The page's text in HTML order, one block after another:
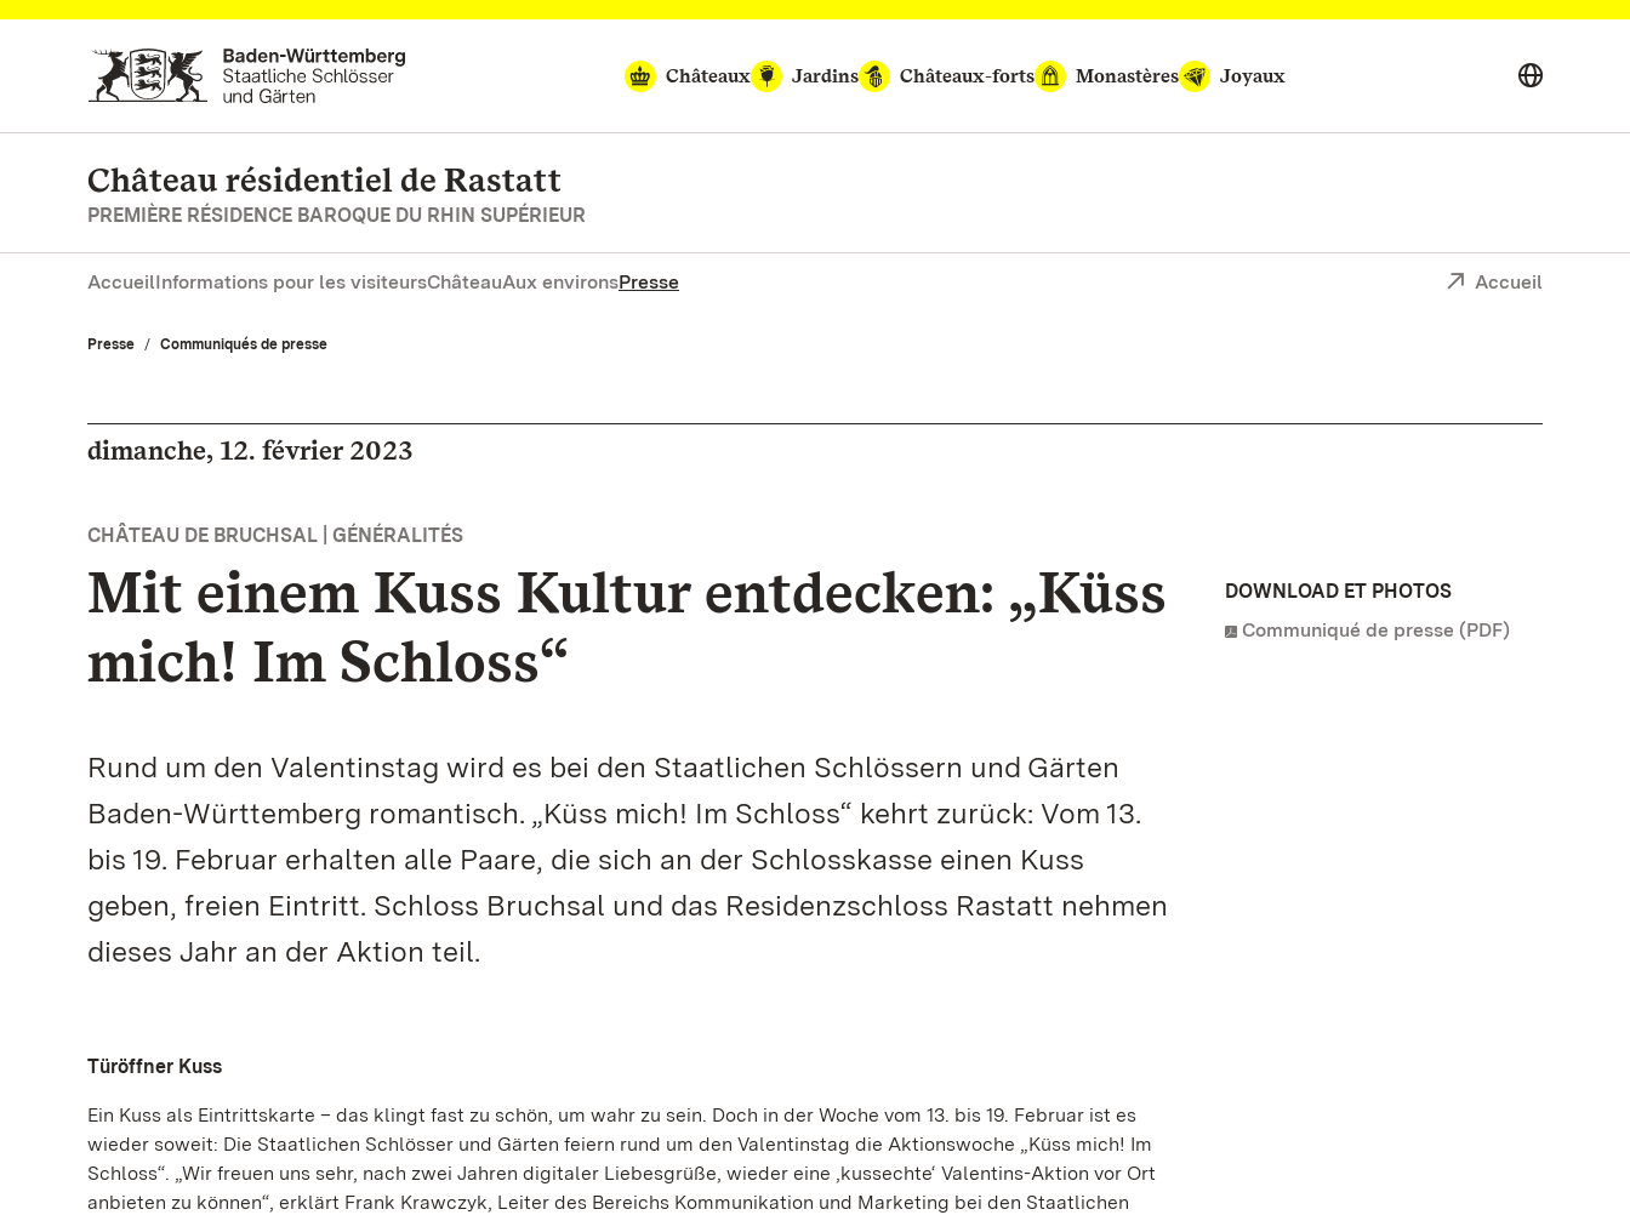
Vers la page d’accueil
Châteaux
Jardins Châteaux-forts Monastères Joyaux
Château résidentiel de Rastatt
PREMIÈRE RÉSIDENCE BAROQUE DU RHIN SUPÉRIEUR
AccueilInformations pour les visiteursChâteauAux environsPresse Accueil
Presse Communiqués de presse
dimanche, 12. février 2023
CHÂTEAU DE BRUCHSAL | GÉNÉRALITÉS
Mit einem Kuss Kultur entdecken: „Küss
mich! Im Schloss“
Rund um den Valentinstag wird es bei den Staatlichen Schlössern und Gärten
Baden-Württemberg romantisch. „Küss mich! Im Schloss“ kehrt zurück: Vom 13.
bis 19. Februar erhalten alle Paare, die sich an der Schlosskasse einen Kuss
geben, freien Eintritt. Schloss Bruchsal und das Residenzschloss Rastatt nehmen
dieses Jahr an der Aktion teil.
Türöffner Kuss
Ein Kuss als Eintrittskarte – das klingt fast zu schön, um wahr zu sein. Doch in der Woche vom 13. bis 19. Februar ist es
wieder soweit: Die Staatlichen Schlösser und Gärten feiern rund um den Valentinstag die Aktionswoche „Küss mich! Im
Schloss“. „Wir freuen uns sehr, nach zwei Jahren digitaler Liebesgrüße, wieder eine ‚kussechte‘ Valentins-Aktion vor Ort
anbieten zu können“, erklärt Frank Krawczyk, Leiter des Bereichs Kommunikation und Marketing bei den Staatlichen
DOWNLOAD ET PHOTOS
Communiqué de presse (PDF)